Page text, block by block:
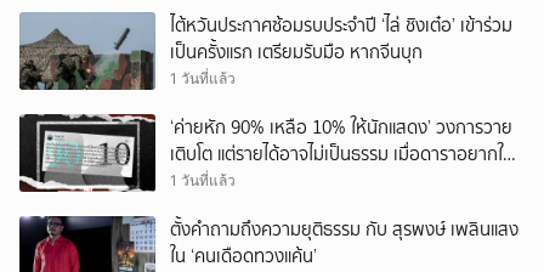
ไต้หวันประกาศซ้อมรบประจำปี ‘ไล่ ชิงเต๋อ’ เข้าร่วม
เป็นครั้งแรก เตรียมรับมือ หากจีนบุก
1 วันที่แล้ว
‘ค่ายหัก 90% เหลือ 10% ให้นักแสดง’ วงการวาย
เติบโต แต่รายได้อาจไม่เป็นธรรม เมื่อดาราอยากให้มี
‘สัญญามาตรฐาน’
1 วันที่แล้ว
ตั้งคำถามถึงความยุติธรรม กับ สุรพงษ์ เพลินแสง
ใน ‘คนเดือดทวงแค้น’